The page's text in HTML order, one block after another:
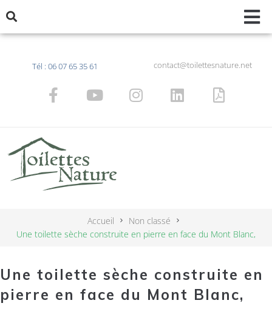
Tél : 06 07 65 35 61 contact@toilettesnature.net
Accueil
Non classé
Une toilette sèche construite en pierre en face du Mont Blanc,
Une toilette sèche construite en
pierre en face du Mont Blanc,